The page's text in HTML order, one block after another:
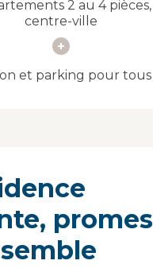
2 au 4
centre-ville
et parking pour tous